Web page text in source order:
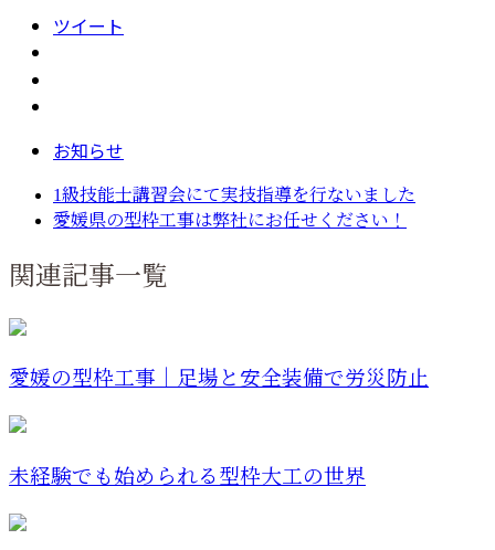
ツイート
お知らせ
1級技能士講習会にて実技指導を行ないました
愛媛県の型枠工事は弊社にお任せください！
関連記事一覧
愛媛の型枠工事｜足場と安全装備で労災防止
未経験でも始められる型枠大工の世界